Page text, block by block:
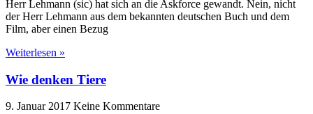
Herr Lehmann (sic) hat sich an die Askforce gewandt. Nein, nicht
der Herr Lehmann aus dem bekannten deutschen Buch und dem
Film, aber einen Bezug
Weiterlesen »
Wie denken Tiere
9. Januar 2017 Keine Kommentare